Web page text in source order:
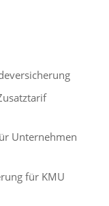
Unternehmen
für KMU